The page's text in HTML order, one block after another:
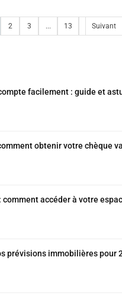
2 3 ... 13 Suivant
facilement : guide et
obtenir votre chèque
comment accéder à votre
prévisions immobilières pour